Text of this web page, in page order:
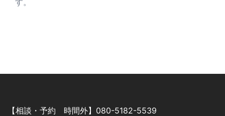
【相談・予約 時間外】080-5182-5539